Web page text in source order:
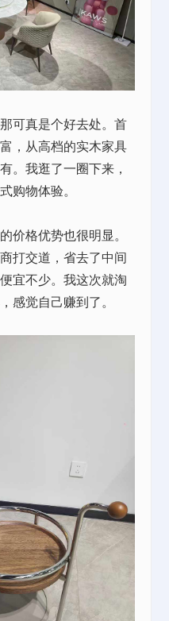
真是个好去处。首
，从高档的实木家具
。我逛了一圈下来，
购物体验。
格优势也很明显。
打交道，省去了中间
宜不少。我这次就淘
感觉自己赚到了。